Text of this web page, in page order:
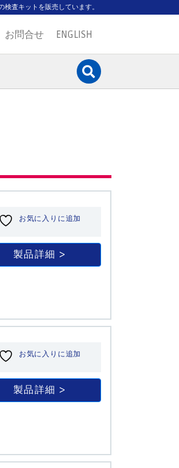
査キットを販売しています。
お問合せ ENGLISH
お気に入りに追加
製品詳細
お気に入りに追加
製品詳細